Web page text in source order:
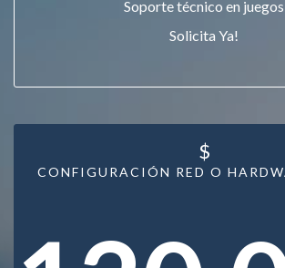
Soporte técnico en juegos
Solicita Ya!
CONFIGURACIÓN RED O
$